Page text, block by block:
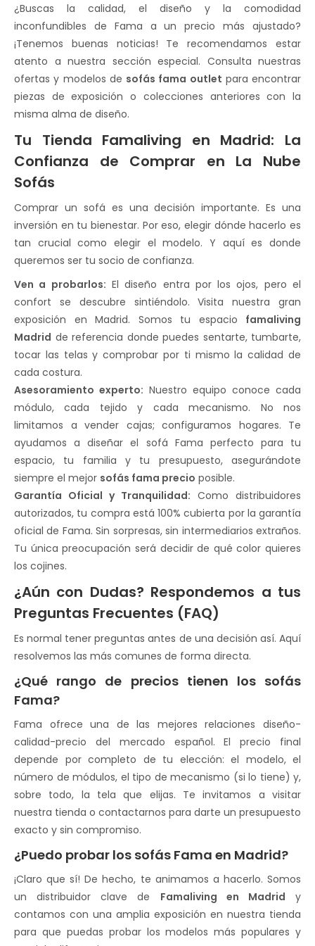
¿Buscas la calidad, el diseño y la comodidad
inconfundibles de Fama a un precio más ajustado?
¡Tenemos buenas noticias! Te recomendamos estar
atento a nuestra sección especial. Consulta nuestras
ofertas y modelos de sofás fama outlet para encontrar
piezas de exposición o colecciones anteriores con la
misma alma de diseño.
Tu Tienda Famaliving en Madrid: La
Confianza de Comprar en La Nube
Sofás
Comprar un sofá es una decisión importante. Es una
inversión en tu bienestar. Por eso, elegir dónde hacerlo es
tan crucial como elegir el modelo. Y aquí es donde
queremos ser tu socio de confianza.
Ven a probarlos: El diseño entra por los ojos, pero el
confort se descubre sintiéndolo. Visita nuestra gran
exposición en Madrid. Somos tu espacio famaliving
Madrid de referencia donde puedes sentarte, tumbarte,
tocar las telas y comprobar por ti mismo la calidad de
cada costura.
Asesoramiento experto: Nuestro equipo conoce cada
módulo, cada tejido y cada mecanismo. No nos
limitamos a vender cajas; configuramos hogares. Te
ayudamos a diseñar el sofá Fama perfecto para tu
espacio, tu familia y tu presupuesto, asegurándote
siempre el mejor sofás fama precio posible.
Garantía Oficial y Tranquilidad: Como distribuidores
autorizados, tu compra está 100% cubierta por la garantía
oficial de Fama. Sin sorpresas, sin intermediarios extraños.
Tu única preocupación será decidir de qué color quieres
los cojines.
¿Aún con Dudas? Respondemos a tus
Preguntas Frecuentes (FAQ)
Es normal tener preguntas antes de una decisión así. Aquí
resolvemos las más comunes de forma directa.
¿Qué rango de precios tienen los sofás
Fama?
Fama ofrece una de las mejores relaciones diseño-
calidad-precio del mercado español. El precio final
depende por completo de tu elección: el modelo, el
número de módulos, el tipo de mecanismo (si lo tiene) y,
sobre todo, la tela que elijas. Te invitamos a visitar
nuestra tienda o contactarnos para darte un presupuesto
exacto y sin compromiso.
¿Puedo probar los sofás Fama en Madrid?
¡Claro que sí! De hecho, te animamos a hacerlo. Somos
un distribuidor clave de Famaliving en Madrid y
contamos con una amplia exposición en nuestra tienda
para que puedas probar los modelos más populares y